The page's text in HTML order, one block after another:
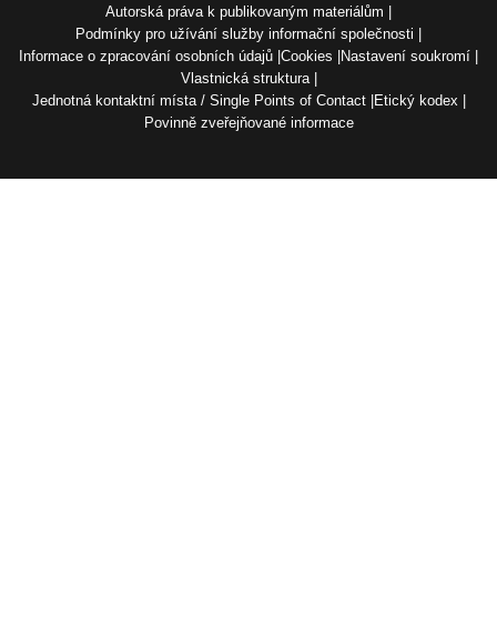
Autorská práva k publikovaným materiálům
Podmínky pro užívání služby informační společnosti
Informace o zpracování osobních údajů Cookies
Nastavení soukromí
Vlastnická struktura
Jednotná kontaktní místa / Single Points of Contact
Etický kodex
Povinně zveřejňované informace